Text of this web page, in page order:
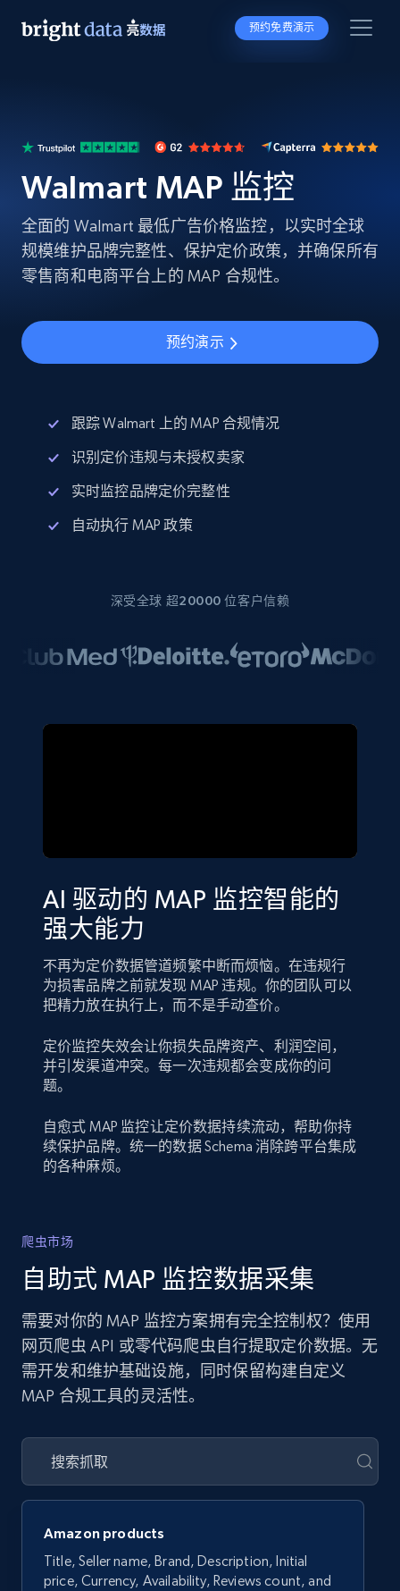
预约免费演示
Walmart MAP 监控
全面的 Walmart 最低广告价格监控，以实时全球
规模维护品牌完整性、保护定价政策，并确保所有
零售商和电商平台上的 MAP 合规性。
预约演示
跟踪 Walmart 上的 MAP 合规情况
识别定价违规与未授权卖家
实时监控品牌定价完整性
自动执行 MAP 政策
深受全球 超20000 位客户信赖
AI 驱动的 MAP 监控智能的
强大能力
不再为定价数据管道频繁中断而烦恼。在违规行
为损害品牌之前就发现 MAP 违规。你的团队可以
把精力放在执行上，而不是手动查价。
定价监控失效会让你损失品牌资产、利润空间，
并引发渠道冲突。每一次违规都会变成你的问
题。
自愈式 MAP 监控让定价数据持续流动，帮助你持
续保护品牌。统一的数据 Schema 消除跨平台集成
的各种麻烦。
爬虫市场
自助式 MAP 监控数据采集
需要对你的 MAP 监控方案拥有完全控制权？使用
网页爬虫 API 或零代码爬虫自行提取定价数据。无
需开发和维护基础设施，同时保留构建自定义
MAP 合规工具的灵活性。
Amazon products
Title, Seller name, Brand, Description, Initial
price, Currency, Availability, Reviews count, and